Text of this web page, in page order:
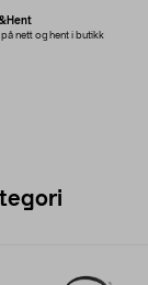
på nett og hent i butikk